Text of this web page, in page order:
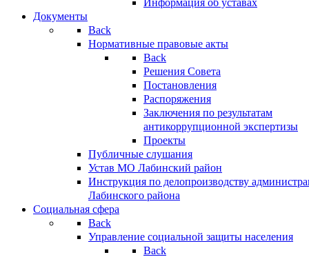
Информация об уставах
Документы
Back
Нормативные правовые акты
Back
Решения Совета
Постановления
Распоряжения
Заключения по результатам
антикоррупционной экспертизы
Проекты
Публичные слушания
Устав МО Лабинский район
Инструкция по делопроизводству
Лабинского района
Социальная сфера
Back
Управление социальной защиты населения
Back